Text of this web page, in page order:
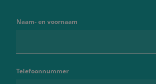
Naam- en voornaam
Telefoonnummer